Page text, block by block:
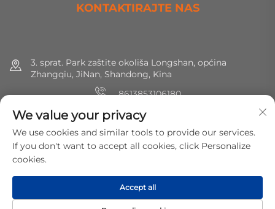
KONTAKTIRAJTE NAS
3. sprat. Park zaštite okoliša Longshan, općina
Zhangqiu, JiNan, Shandong, Kina
8613853106180
+86 (0) 531 8891 0288
[email protected]
Autorska prava © 2025 MirShine Environmental Protection
Technology Co., Ltd. Sva prava pridržana.
We value your privacy
We use cookies and similar tools to provide our services.
If you don't want to accept all cookies, click Personalize
cookies.
Accept all